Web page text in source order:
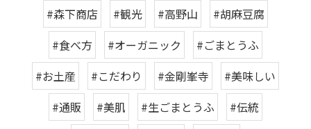
#森下商店
#観光 #高野山
#胡麻豆腐
#食べ方
#オーガニック
#ごまとうふ
#お土産
#こだわり #金剛峯寺
#美味しい
#通販
#美肌 #生ごまとうふ
#伝統